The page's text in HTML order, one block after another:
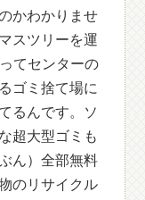
かわかりませ
スツリーを運
てセンターの
ゴミ捨て場に
るんです。ソ
超大型ゴミも
ん）全部無料
のリサイクル